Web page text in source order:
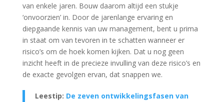
van enkele jaren. Bouw daarom altijd een stukje
‘onvoorzien’ in. Door de jarenlange ervaring en
diepgaande kennis van uw management, bent u prima
in staat om van tevoren in te schatten wanneer er
risico’s om de hoek komen kijken. Dat u nog geen
inzicht heeft in de precieze invulling van deze risico’s en
de exacte gevolgen ervan, dat snappen we.
Leestip: De zeven ontwikkelingsfasen van